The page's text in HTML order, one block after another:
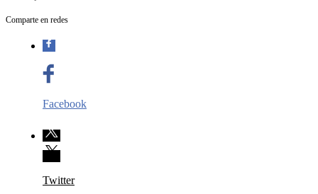
Comparte en redes
Facebook
Twitter